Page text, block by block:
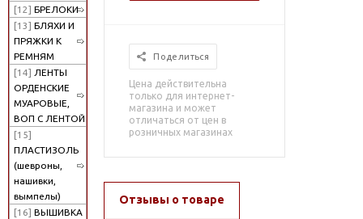
[12] БРЕЛОКИ
[13] БЛЯХИ И
ПРЯЖКИ К
РЕМНЯМ
[14] ЛЕНТЫ
ОРДЕНСКИЕ
МУАРОВЫЕ,
ВОП С ЛЕНТОЙ
[15]
ПЛАСТИЗОЛЬ
(шевроны,
нашивки,
вымпелы)
[16] ВЫШИВКА
Поделиться
Цена действительна
только для интернет-
магазина и может
отличаться от цен в
розничных магазинах
Отзывы о товаре